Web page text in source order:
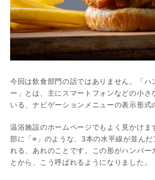
今回は飲食部門の話ではありません。「ハ
ー」とは、主にスマートフォンなどの小さ
いる、ナビゲーションメニューの表示形式
温浴施設のホームページでもよく見かけま
部に「≡」のような、3本の水平線が並んだ
れる、あれのことです。この形がハンバー
とから、こう呼ばれるようになりました。